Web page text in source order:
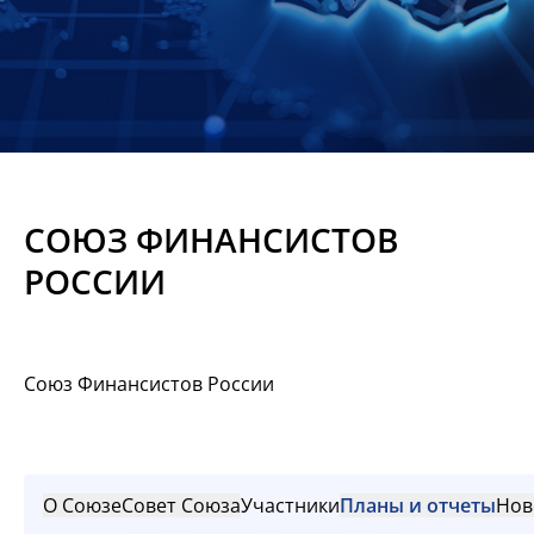
отчеты
Контакты
Материалы
СОЮЗ ФИНАНСИСТОВ
РОССИИ
Союз Финансистов России
О СоюзеСовет СоюзаУчастникиПланы и отчеты